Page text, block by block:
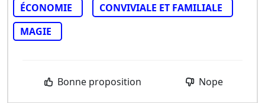
ÉCONOMIE
CONVIVIALE ET FAMILIALE
MAGIE
Bonne proposition Nope